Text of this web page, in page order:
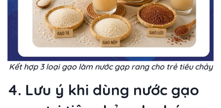
Kết hợp 3 loại gạo làm nước gạp rang cho trẻ tiêu chảy
4. Lưu ý khi dùng nước gạo